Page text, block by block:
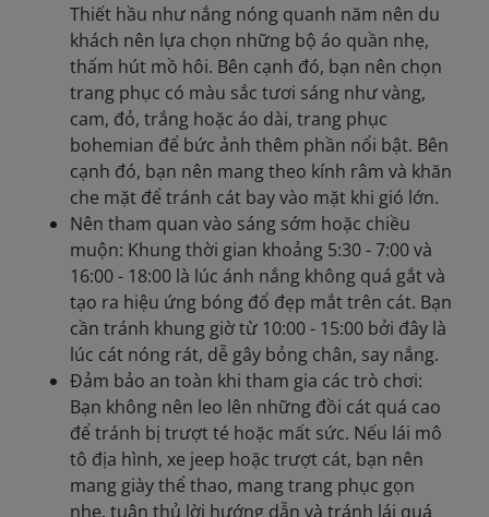
Thiết hầu như nắng nóng quanh năm nên du
khách nên lựa chọn những bộ áo quần nhẹ,
thấm hút mồ hôi. Bên cạnh đó, bạn nên chọn
trang phục có màu sắc tươi sáng như vàng,
cam, đỏ, trắng hoặc áo dài, trang phục
bohemian để bức ảnh thêm phần nổi bật. Bên
cạnh đó, bạn nên mang theo kính râm và khăn
che mặt để tránh cát bay vào mặt khi gió lớn.
Nên tham quan vào sáng sớm hoặc chiều
muộn: Khung thời gian khoảng 5:30 - 7:00 và
16:00 - 18:00 là lúc ánh nắng không quá gắt và
tạo ra hiệu ứng bóng đổ đẹp mắt trên cát. Bạn
cần tránh khung giờ từ 10:00 - 15:00 bởi đây là
lúc cát nóng rát, dễ gây bỏng chân, say nắng.
Đảm bảo an toàn khi tham gia các trò chơi:
Bạn không nên leo lên những đồi cát quá cao
để tránh bị trượt té hoặc mất sức. Nếu lái mô
tô địa hình, xe jeep hoặc trượt cát, bạn nên
mang giày thể thao, mang trang phục gọn
nhẹ, tuân thủ lời hướng dẫn và tránh lái quá